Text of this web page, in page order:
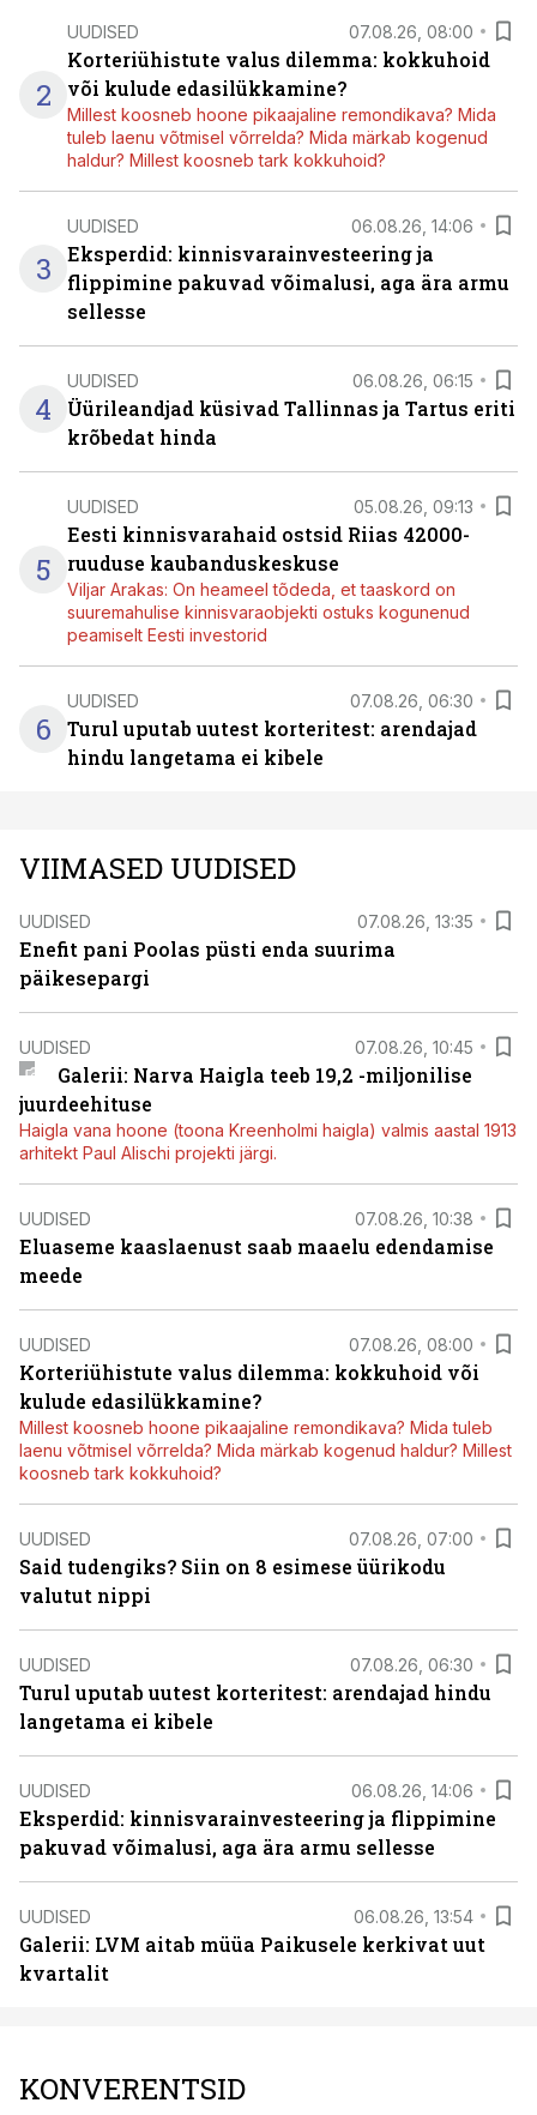
2
UUDISED 07.08.26, 08:00
Korteriühistute valus dilemma: kokkuhoid
või kulude edasilükkamine?
Millest koosneb hoone pikaajaline remondikava? Mida
tuleb laenu võtmisel võrrelda? Mida märkab kogenud
haldur? Millest koosneb tark kokkuhoid?
3
UUDISED 06.08.26, 14:06
Eksperdid: kinnisvarainvesteering ja
flippimine pakuvad võimalusi, aga ära armu
sellesse
4
UUDISED 06.08.26, 06:15
Üürileandjad küsivad Tallinnas ja Tartus eriti
krõbedat hinda
5
UUDISED 05.08.26, 09:13
Eesti kinnisvarahaid ostsid Riias 42000-
ruuduse kaubanduskeskuse
Viljar Arakas: On heameel tõdeda, et taaskord on
suuremahulise kinnisvaraobjekti ostuks kogunenud
peamiselt Eesti investorid
6
UUDISED 07.08.26, 06:30
Turul uputab uutest korteritest: arendajad
hindu langetama ei kibele
VIIMASED UUDISED
UUDISED 07.08.26, 13:35
Enefit pani Poolas püsti enda suurima
päikesepargi
UUDISED 07.08.26, 10:45
Galerii: Narva Haigla teeb 19,2 -miljonilise
juurdeehituse
Haigla vana hoone (toona Kreenholmi haigla) valmis aastal 1913
arhitekt Paul Alischi projekti järgi.
UUDISED 07.08.26, 10:38
Eluaseme kaaslaenust saab maaelu edendamise
meede
UUDISED 07.08.26, 08:00
Korteriühistute valus dilemma: kokkuhoid või
kulude edasilükkamine?
Millest koosneb hoone pikaajaline remondikava? Mida tuleb
laenu võtmisel võrrelda? Mida märkab kogenud haldur? Millest
koosneb tark kokkuhoid?
UUDISED 07.08.26, 07:00
Said tudengiks? Siin on 8 esimese üürikodu
valutut nippi
UUDISED 07.08.26, 06:30
Turul uputab uutest korteritest: arendajad hindu
langetama ei kibele
UUDISED 06.08.26, 14:06
Eksperdid: kinnisvarainvesteering ja flippimine
pakuvad võimalusi, aga ära armu sellesse
UUDISED 06.08.26, 13:54
Galerii: LVM aitab müüa Paikusele kerkivat uut
kvartalit
KONVERENTSID